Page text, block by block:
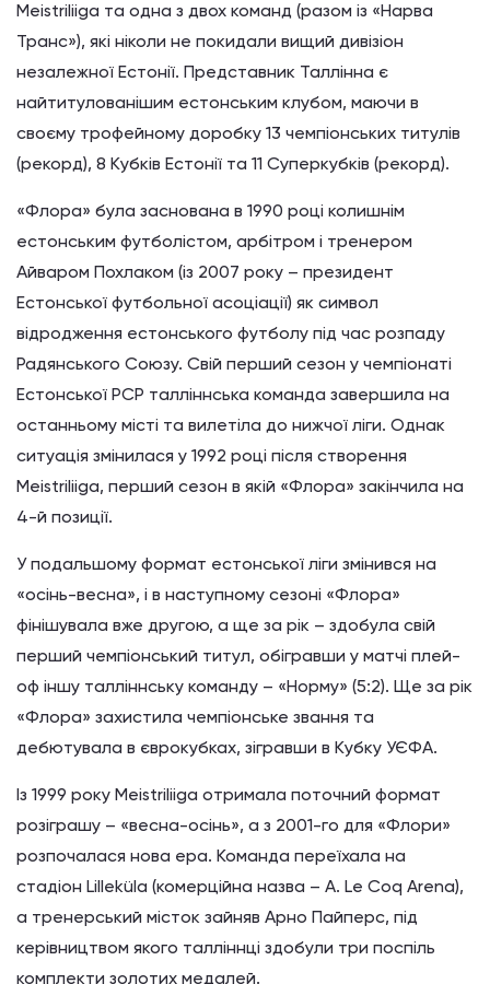
Meistriliiga та одна з двох команд (разом із «Нарва
Транс»), які ніколи не покидали вищий дивізіон
незалежної Естонії. Представник Таллінна є
найтитулованішим естонським клубом, маючи в
своєму трофейному доробку 13 чемпіонських титулів
(рекорд), 8 Кубків Естонії та 11 Суперкубків (рекорд).
«Флора» була заснована в 1990 році колишнім
естонським футболістом, арбітром і тренером
Айваром Похлаком (із 2007 року – президент
Естонської футбольної асоціації) як символ
відродження естонського футболу під час розпаду
Радянського Союзу. Свій перший сезон у чемпіонаті
Естонської РСР талліннська команда завершила на
останньому місті та вилетіла до нижчої ліги. Однак
ситуація змінилася у 1992 році після створення
Meistriliiga, перший сезон в якій «Флора» закінчила на
4-й позиції.
У подальшому формат естонської ліги змінився на
«осінь-весна», і в наступному сезоні «Флора»
фінішувала вже другою, а ще за рік – здобула свій
перший чемпіонський титул, обігравши у матчі плей-
оф іншу талліннську команду – «Норму» (5:2). Ще за рік
«Флора» захистила чемпіонське звання та
дебютувала в єврокубках, зігравши в Кубку УЄФА.
Із 1999 року Meistriliiga отримала поточний формат
розіграшу – «весна-осінь», а з 2001-го для «Флори»
розпочалася нова ера. Команда переїхала на
стадіон Lilleküla (комерційна назва – A. Le Coq Arena),
а тренерський місток зайняв Арно Пайперс, під
керівництвом якого талліннці здобули три поспіль
комплекти золотих медалей.